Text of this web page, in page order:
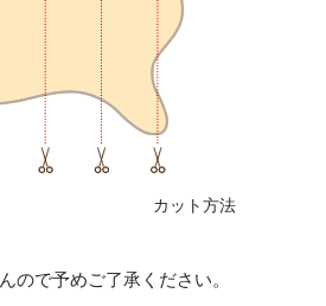
カット方法
で予めご了承ください。